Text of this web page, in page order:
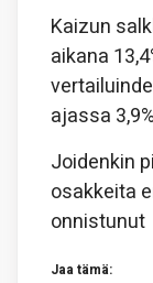
Kaizun
aikana
ajassa
Joidenkin
osakkeita
onnistunut
Jaa tämä: